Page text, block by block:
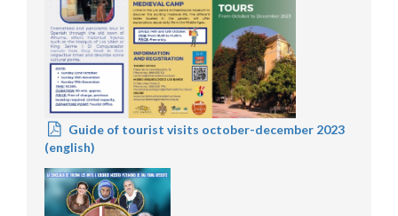
Guide of tourist visits october-december 2023
(english)